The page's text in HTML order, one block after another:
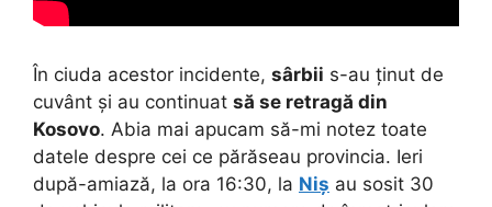
În ciuda acestor incidente, sârbii s-au ținut de
cuvânt și au continuat să se retragă din
Kosovo. Abia mai apucam să-mi notez toate
datele despre cei ce părăseau provincia. Ieri
după-amiază, la ora 16:30, la Niș au sosit 30